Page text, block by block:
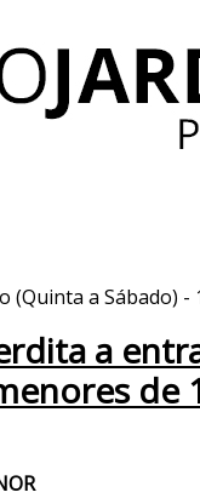
- 10h / 19h
(Quinta a Sábado) -
a
de